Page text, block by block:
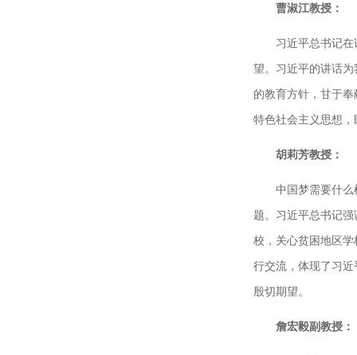
曹淑江教授：
习近平总书记
望。习近平的讲话
的教育方针，甘于
特色社会主义思想
胡莉芳教授：
中国梦需要什
题。习近平总书记
校，关心贫困地区
行交流，体现了习
殷切期望。
詹宏毅副教授：